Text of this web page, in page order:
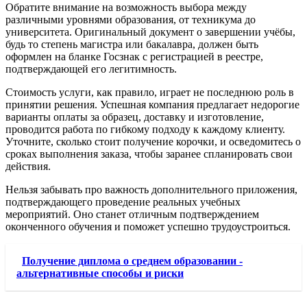
Обратите внимание на возможность выбора между
различными уровнями образования, от техникума до
университета. Оригинальный документ о завершении учёбы,
будь то степень магистра или бакалавра, должен быть
оформлен на бланке Госзнак с регистрацией в реестре,
подтверждающей его легитимность.
Стоимость услуги, как правило, играет не последнюю роль в
принятии решения. Успешная компания предлагает недорогие
варианты оплаты за образец, доставку и изготовление,
проводится работа по гибкому подходу к каждому клиенту.
Уточните, сколько стоит получение корочки, и осведомитесь о
сроках выполнения заказа, чтобы заранее спланировать свои
действия.
Нельзя забывать про важность дополнительного приложения,
подтверждающего проведение реальных учебных
мероприятий. Оно станет отличным подтверждением
оконченного обучения и поможет успешно трудоустроиться.
Получение диплома о среднем образовании -
альтернативные способы и риски